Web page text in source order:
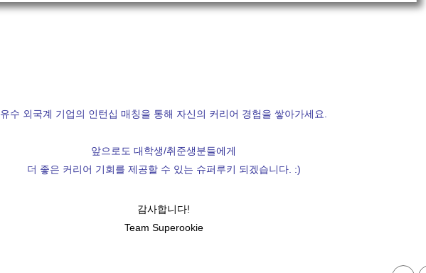
유수 외국계 기업의 인턴십 매칭을 통해 자신의 커리어 경험을 쌓아가세요.
앞으로도 대학생/취준생분들에게
더 좋은 커리어 기회를 제공할 수 있는 슈퍼루키 되겠습니다. :)
감사합니다!
Team Superookie